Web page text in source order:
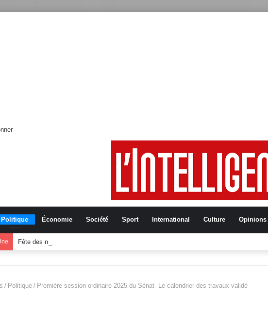
Politique Économie Société Sport International Culture Opinions
Fête des mères 2026:Moussa Traoré Koudougou rend hommage aux femmes de Morondo
/ Politique / Première session ordinaire 2025 du Sénat- Le calendrier des travaux validé